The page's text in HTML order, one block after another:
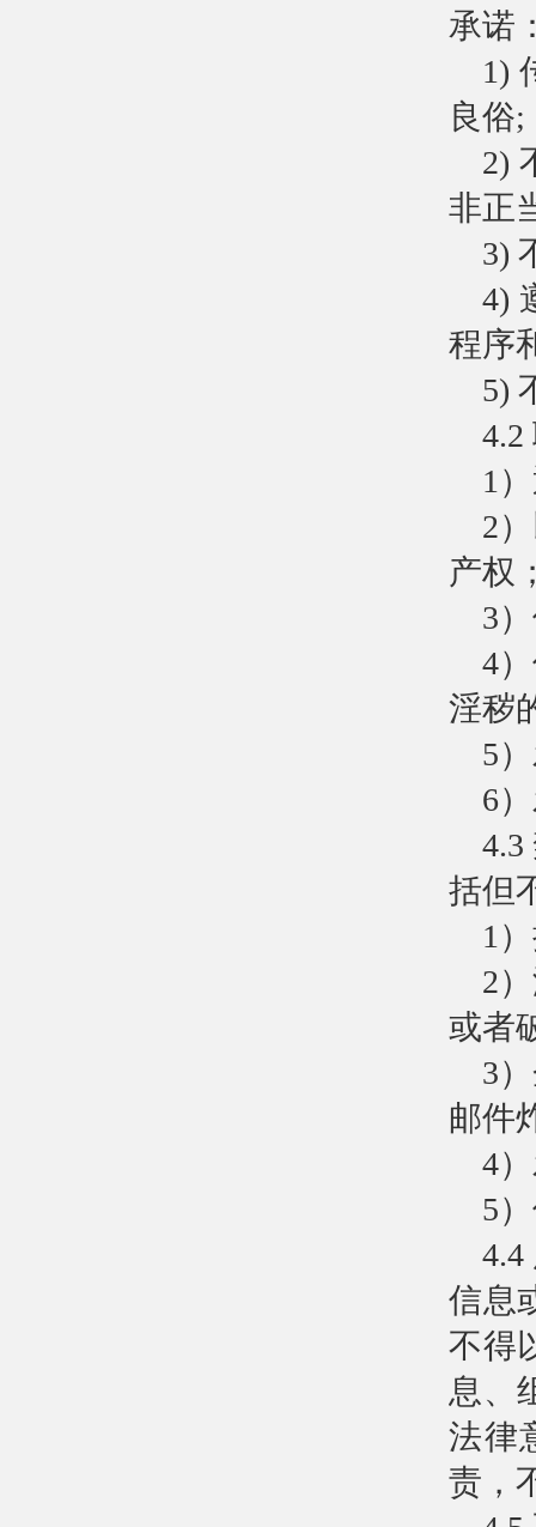
承诺
1)
良俗;
2)
非正
3)
4)
程序
5)
4.2
1
2
产权
3
4
淫秽
5
6
4.3
括但
1
2
或者
3
邮件
4
5
4.4
信息
不得
息、
法律
责，